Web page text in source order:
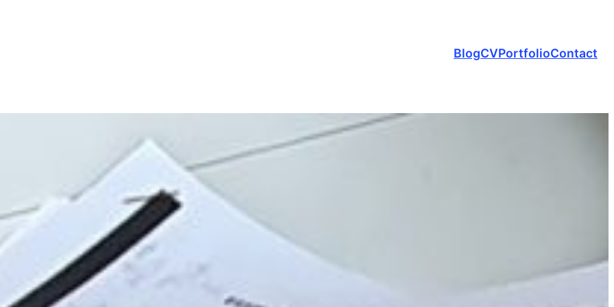
BlogCVPortfolioContact